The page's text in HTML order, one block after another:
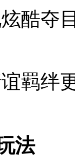
酷夺
羁绊
法